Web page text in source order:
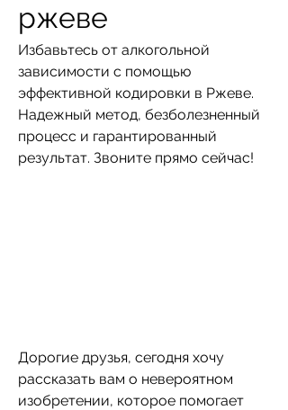
ржеве
Избавьтесь от алкогольной
зависимости с помощью
эффективной кодировки в Ржеве.
Надежный метод, безболезненный
процесс и гарантированный
результат. Звоните прямо сейчас!
Дорогие друзья, сегодня хочу
рассказать вам о невероятном
изобретении, которое помогает